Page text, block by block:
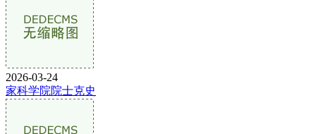
2026-03-24
家科学院院士克史